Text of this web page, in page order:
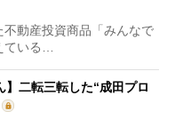
動産投資商品「みんなで
ている…
】二転三転した“成田プロ